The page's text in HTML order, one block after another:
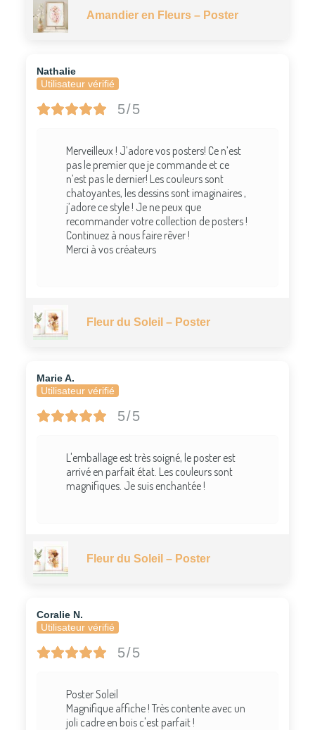
Amandier en Fleurs – Poster
Nathalie
Utilisateur vérifié
5/5
Merveilleux ! J’adore vos posters! Ce n’est
pas le premier que je commande et ce
n’est pas le dernier! Les couleurs sont
chatoyantes, les dessins sont imaginaires ,
j’adore ce style ! Je ne peux que
recommander votre collection de posters !
Continuez à nous faire rêver !
Merci à vos créateurs
Fleur du Soleil – Poster
Marie A.
Utilisateur vérifié
5/5
L'emballage est très soigné, le poster est
arrivé en parfait état. Les couleurs sont
magnifiques. Je suis enchantée !
Fleur du Soleil – Poster
Coralie N.
Utilisateur vérifié
5/5
Poster Soleil
Magnifique affiche ! Très contente avec un
joli cadre en bois c'est parfait !